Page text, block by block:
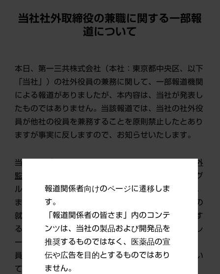
当社社外取締役の兼職に関する一部報
道について
本日、第一三共株式会社（本社：東京都中央区、以下
「当社」）の社外役員の兼務に関して、一部報道機関
による報道がありましたが、本内容は、当社が発表し
たものではありません。当該報道では、当社の社外役
員が他社の役員を兼務することを原則禁止したとあり
ますが事実に反しますので、お知らせいたします。
当社は、「他社役員の兼職に関し、
社外取締役・社外
監査役を除く
取締役・監査役は、原則として、当社グ
ループ以外の上場会社の役員を兼職してはならない。
また、社外取締役・社外監査役が上場会社の役員への
就任要請を受諾しようとする場合には、事前に報告す
ること」とコーポレートガバナンス報告書（コーポレ
ートガバナンス・コード[補充原則 4－11－2 役
員の他の上場会社の役員との兼職状況」の項）におい
て開示しております。
報道関係者向けのページに遷移しま
す。
「報道関係者の皆さま」内のコンテ
ンツは、当社の製品および開発品を
推奨するものではなく、医薬品の宣
伝や広告を目的とするものではあり
ません。